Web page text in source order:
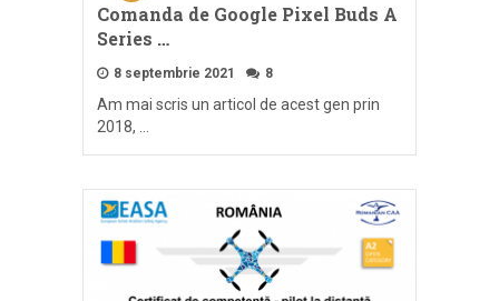
Comanda de Google Pixel Buds A
Series …
8 septembrie 2021 8
Am mai scris un articol de acest gen prin
2018, …